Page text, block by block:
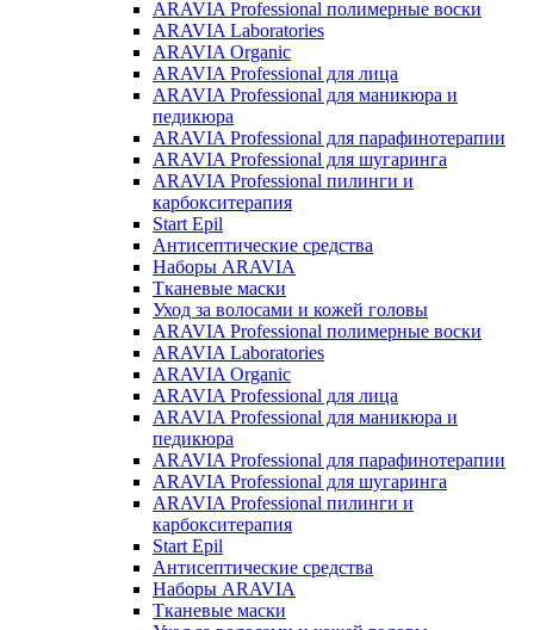
ARAVIA Professional полимерные воски
ARAVIA Laboratories
ARAVIA Organic
ARAVIA Professional для лица
ARAVIA Professional для маникюра и
педикюра
ARAVIA Professional для парафинотерапии
ARAVIA Professional для шугаринга
ARAVIA Professional пилинги и
карбокситерапия
Start Epil
Антисептические средства
Наборы ARAVIA
Тканевые маски
Уход за волосами и кожей головы
ARAVIA Professional полимерные воски
ARAVIA Laboratories
ARAVIA Organic
ARAVIA Professional для лица
ARAVIA Professional для маникюра и
педикюра
ARAVIA Professional для парафинотерапии
ARAVIA Professional для шугаринга
ARAVIA Professional пилинги и
карбокситерапия
Start Epil
Антисептические средства
Наборы ARAVIA
Тканевые маски